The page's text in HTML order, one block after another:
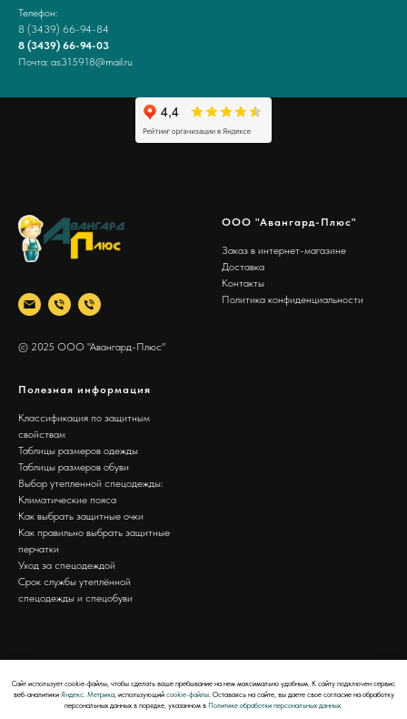
Сайт использует cookie-файлы, чтобы сделать ваше пребывание на нем максимально удобным. К cайту подключен сервис
веб-аналитики Яндекс. Метрика, использующий cookie-файлы. Оставаясь на сайте, вы даете свое согласие на обработку
персональных данных в порядке, указанном в Политике обработки персональных данных.
Телефон:
8 (3439) 66-94-84
8 (3439) 66-94-03
Почта: as315918@mail.ru
© 2025 ООО "Авангард-Плюс"
ООО "Авангард-Плюс"
Заказ в интернет-магазине
Доставка
Контакты
Политика конфиденциальности
Полезная информация
Классификация по защитным
свойствам
Таблицы размеров одежды
Таблицы размеров обуви
Выбор утепленной спецодежды:
Климатические пояса
Как выбрать защитные очки
Как правильно выбрать защитные
перчатки
Уход за спецодеждой
Срок службы утеплённой
спецодежды и спецобуви